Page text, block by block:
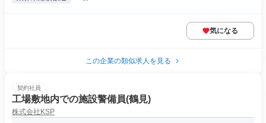
気になる
この企業の類似求人を見る
契約社員
工場敷地内での施設警備員(鶴見)
株式会社KSP